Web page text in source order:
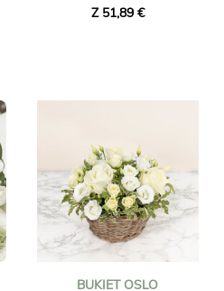
Z 51,89 €
BUKIET OSLO